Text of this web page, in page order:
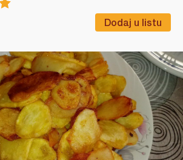
Dodaj u listu